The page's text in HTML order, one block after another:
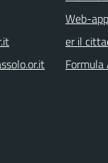
Web-
er il